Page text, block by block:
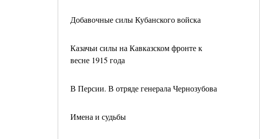
Добавочные силы Кубанского войска
Казачьи силы на Кавказском фронте к
весне 1915 года
В Персии. В отряде генерала Чернозубова
Имена и судьбы